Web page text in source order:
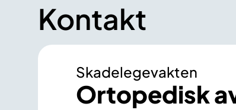
Kontakt
Skadelegevakten
Ortopedisk